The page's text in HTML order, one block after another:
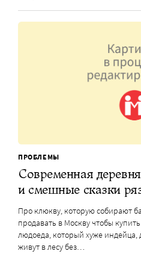
ПРОБЛЕМЫ
Современная
и смешные сказки
Про клюкву, которую собирают
продавать в Москву чтобы
людоеда, который хуже индейца,
живут в лесу без…